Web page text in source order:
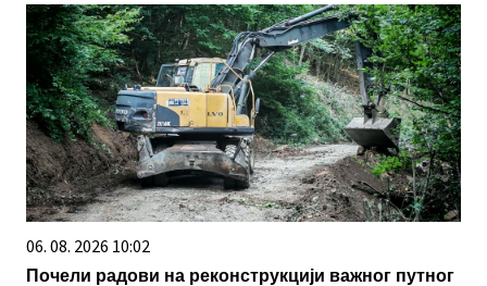
06. 08. 2026 10:02
Почели радови на реконструкцији важног путног